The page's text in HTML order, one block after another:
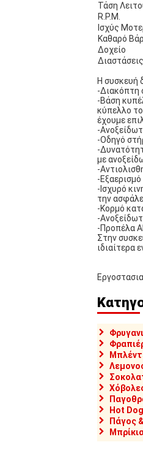
Τάση
R.P.M.
Ισχύς
Καθαρό
Δοχείο
Η συσκευή
-Διακόπτη
-Βάση
κύπελλο
έχουμε
-
-Οδηγό
-
με
-
-
-Ισχυρό
την
-Κορμό
-
-Προπέλα
Στην
ιδιαίτερα
Hot
Πάγος